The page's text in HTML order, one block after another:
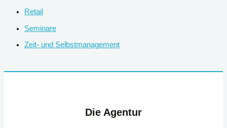
Retail
Seminare
Zeit- und Selbstmanagement
Die Agentur